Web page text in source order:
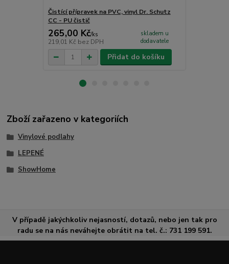
Čistící přípravek na PVC, vinyl Dr. Schutz
CC - PU čistič
265,00 Kč/ks
219,01 Kč bez DPH
skladem u
dodavatele
Přidat do košíku
Zboží zařazeno v kategoriích
Vinylové podlahy
LEPENÉ
ShowHome
V případě jakýchkoliv nejasností, dotazů, nebo jen tak pro
radu se na nás neváhejte obrátit na tel. č.: 731 199 591.